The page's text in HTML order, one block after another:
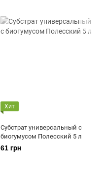
Хит
Субстрат универсальный c
биогумусом Полесский 5 л
61 грн